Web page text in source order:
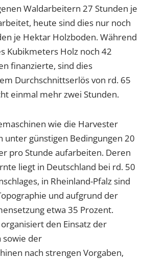
Waldarbeitern 27 Stunden je
heute sind dies nur noch
je Hektar Holzboden. Während
Kubikmeters Holz noch 42
finanzierte, sind dies
Durchschnittserlös von rd. 65
einmal mehr zwei Stunden.
wie die Harvester
günstigen Bedingungen 20
pro Stunde aufarbeiten. Deren
liegt in Deutschland bei rd. 50
in Rheinland-Pfalz sind
und aufgrund der
etwa 35 Prozent.
den Einsatz der
sowie der
nach strengen Vorgaben,